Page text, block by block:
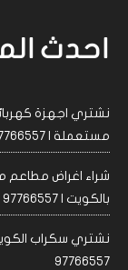
احدث
نشتري اجهزة
مستعملة | 97766557
شراء اغراض مطاعم
بالكويت | 97766557
نشتري سكراب
97766557